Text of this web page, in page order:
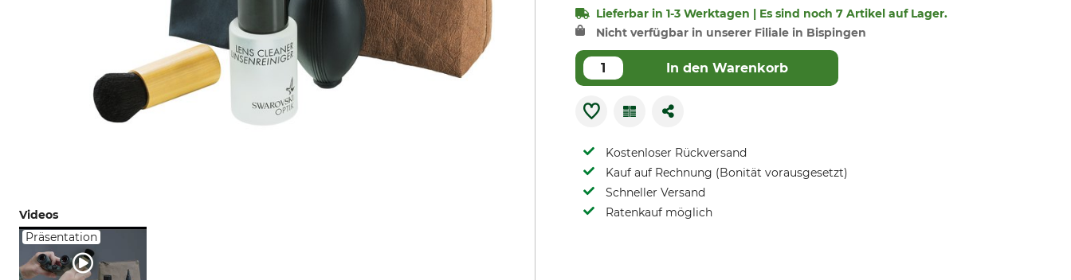
Videos
Präsentation
Lieferbar in 1-3 Werktagen | Es sind noch 7 Artikel auf Lager.
Nicht verfügbar in unserer Filiale in Bispingen
In den Warenkorb
Kostenloser Rückversand
Kauf auf Rechnung (Bonität vorausgesetzt)
Schneller Versand
Ratenkauf möglich